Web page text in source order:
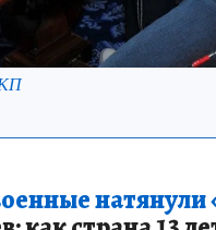
натянули